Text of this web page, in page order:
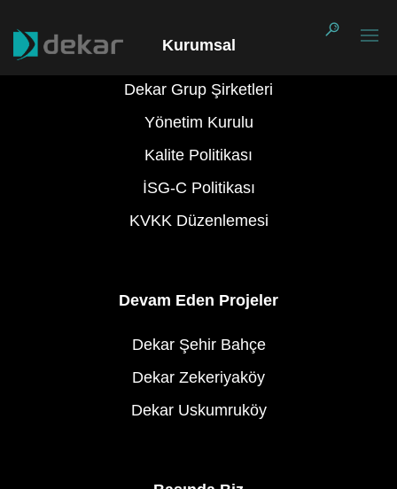
Kurumsal
Dekar Grup Şirketleri
Yönetim Kurulu
Kalite Politikası
İSG-C Politikası
KVKK Düzenlemesi
Devam Eden Projeler
Dekar Şehir Bahçe
Dekar Zekeriyaköy
Dekar Uskumruköy